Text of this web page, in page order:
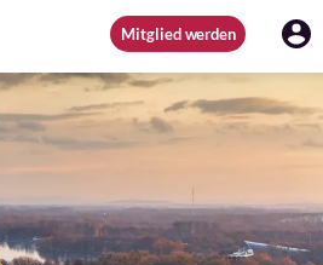
Mitglied werden